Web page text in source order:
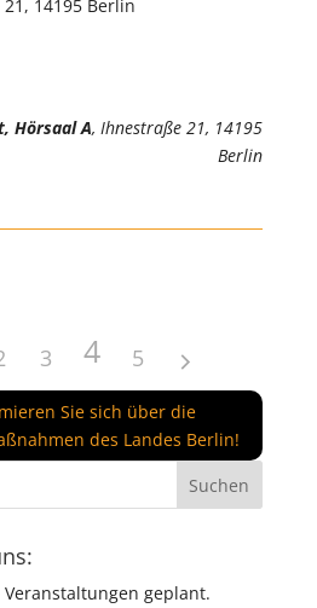
14195 Berlin
Hörsaal A, Ihnestraße 21, 14195
Berlin
3 4 5
Sie sich über die
des Landes Berlin!
geplant.